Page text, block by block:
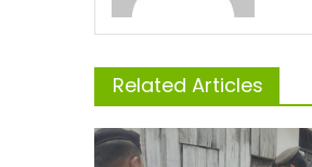
Related Articles